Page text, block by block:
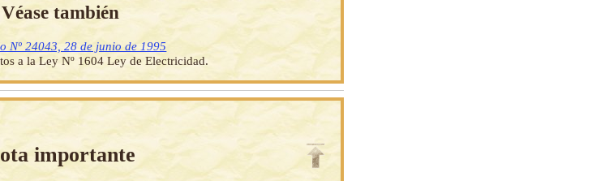
Véase también
Nº 24043, 28 de junio de 1995
a la Ley Nº 1604 Ley de Electricidad.
importante